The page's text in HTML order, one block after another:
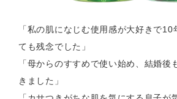
「私の肌になじむ使用感が大好きで10
ても残念でした」
「母からのすすめで使い始め、結婚後
きました」